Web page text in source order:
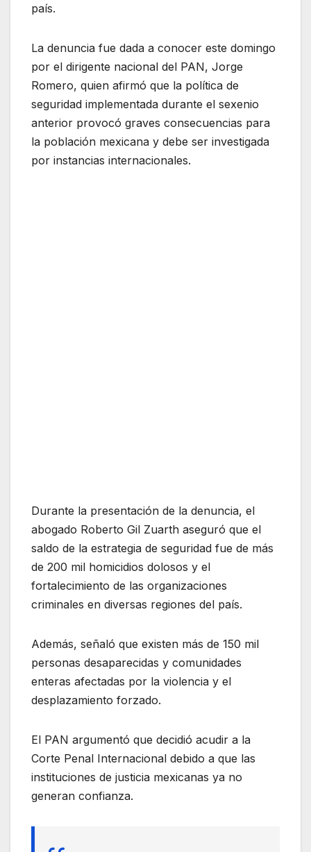
país.
La denuncia fue dada a conocer este domingo
por el dirigente nacional del PAN, Jorge
Romero, quien afirmó que la política de
seguridad implementada durante el sexenio
anterior provocó graves consecuencias para
la población mexicana y debe ser investigada
por instancias internacionales.
Durante la presentación de la denuncia, el
abogado Roberto Gil Zuarth aseguró que el
saldo de la estrategia de seguridad fue de más
de 200 mil homicidios dolosos y el
fortalecimiento de las organizaciones
criminales en diversas regiones del país.
Además, señaló que existen más de 150 mil
personas desaparecidas y comunidades
enteras afectadas por la violencia y el
desplazamiento forzado.
El PAN argumentó que decidió acudir a la
Corte Penal Internacional debido a que las
instituciones de justicia mexicanas ya no
generan confianza.